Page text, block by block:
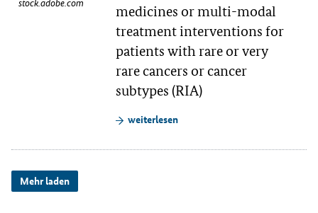
stock.adobe.com
medicines or multi-modal
treatment interventions for
patients with rare or very
rare cancers or cancer
subtypes (RIA)
weiterlesen
Mehr laden